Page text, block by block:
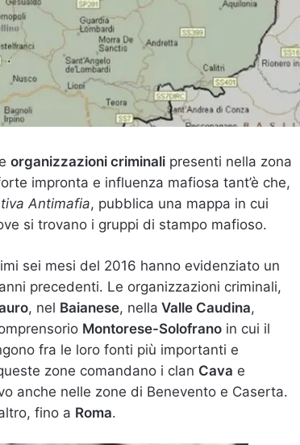
organizzazioni criminali presenti nella zona
impronta e influenza mafiosa tant’è che,
Antimafia, pubblica una mappa in cui
si trovano i gruppi di stampo mafioso.
sei mesi del 2016 hanno evidenziato un
precedenti. Le organizzazioni criminali,
, nel Baianese, nella Valle Caudina,
Montorese-Solofrano in cui il
fra le loro fonti più importanti e
zone comandano i clan Cava e
anche nelle zone di Benevento e Caserta.
fino a Roma.